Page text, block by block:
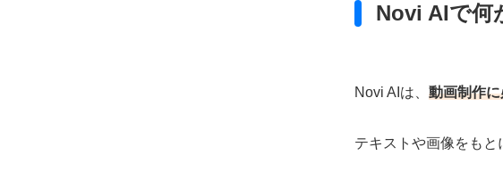
Novi AIで何
Novi AIは、 動画制作
テキストや画像をも